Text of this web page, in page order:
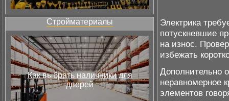
Стройматериалы
Как выбрать наличники для
дверей
Электрика
потускневшие
на износ.
избежать
Дополнительно
неравномерное
элементов